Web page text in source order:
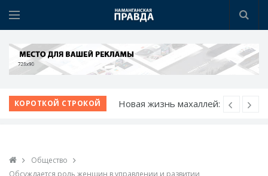
КОРОТКОЙ СТРОКОЙ
преобразования
Общество
Обсуждается роль женщин в управлении и развитии